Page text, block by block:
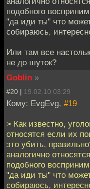
подобного
"да иди ты" что
собираюсь,
Или там все
не до шуток?
Goblin »
#20 | 19.02.10 03:29
Кому: EvgEvg, #19
> Как известно,
относятся если их
это убить,
аналогично
подобного
"да иди ты" что
собираюсь,